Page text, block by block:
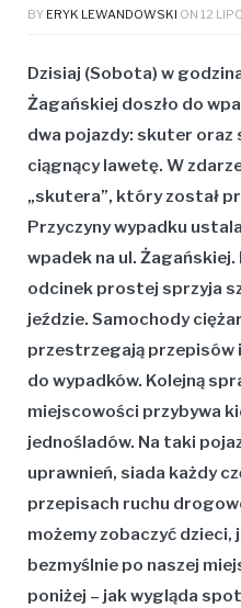
BY ERYK LEWANDOWSKI ON 12
Dzisiaj (Sobota) w
Żagańskiej doszło do
dwa pojazdy: skuter
ciągnący lawetę. W
„skutera”, który został
Przyczyny wypadku
wpadek na ul.
odcinek prostej sprzyja
jeździe. Samochody
przestrzegają przepisów
do wypadków. Kolejną
miejscowości przybywa
jednośladów. Na taki
uprawnień, siada każdy
przepisach ruchu
możemy zobaczyć dzieci,
bezmyślnie po naszej
poniżej – jak wygląda